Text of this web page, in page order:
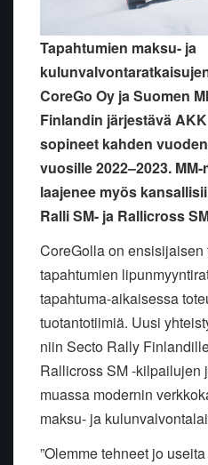
Tapahtumien maksu- ja
CoreGo Oy ja Suomen
Finlandin järjestävä
sopineet kahden
vuosille 2022–2023.
laajenee myös
Ralli SM- ja Rallicross
CoreGolla on
tapahtumien
tapahtuma-aikaisessa
tuotantotiimiä. Uusi
niin Secto Rally
Rallicross SM -kilpailujen
muassa modernin
maksu- ja
”Olemme tehneet jo